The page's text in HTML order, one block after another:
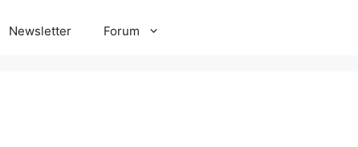
Newsletter Forum